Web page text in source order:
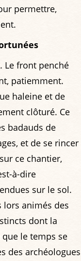
permettre,
Le front penché
patiemment.
haleine et de
clôturé. Ce
badauds de
et de se rincer
ce chantier,
à-dire
sur le sol.
lors animés des
dont la
le temps se
des archéologues